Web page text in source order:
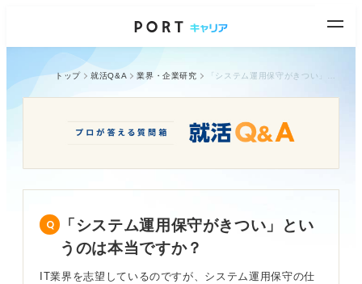
トップ 就活Q&A 業界・企業研究
「システム運用保守がきつい」とい
うのは本当ですか？
IT業界を志望しているのですが、システム運用保守の仕